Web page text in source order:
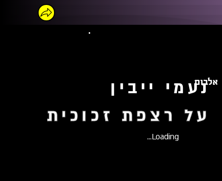
נעמי ייבין
על רצפת זכוכית
Loading...
אלבום